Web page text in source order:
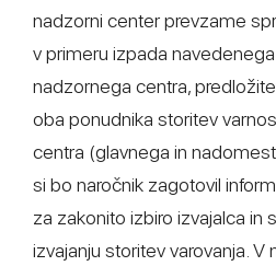
nadzorni center prevzame
v primeru izpada
nadzornega centra,
oba ponudnika storitev
centra (glavnega in
si bo naročnik zagotovil
za zakonito izbiro izvajalca
izvajanju storitev varovanja.